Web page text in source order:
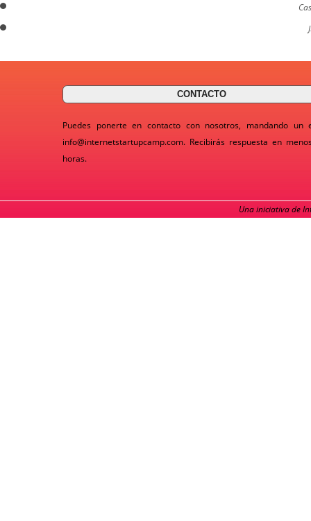
CONTACTO
Puedes ponerte en contacto con nosotros, mandando un
info@internetstartupcamp.com. Recibirás respuesta en
horas.
Una iniciativa de